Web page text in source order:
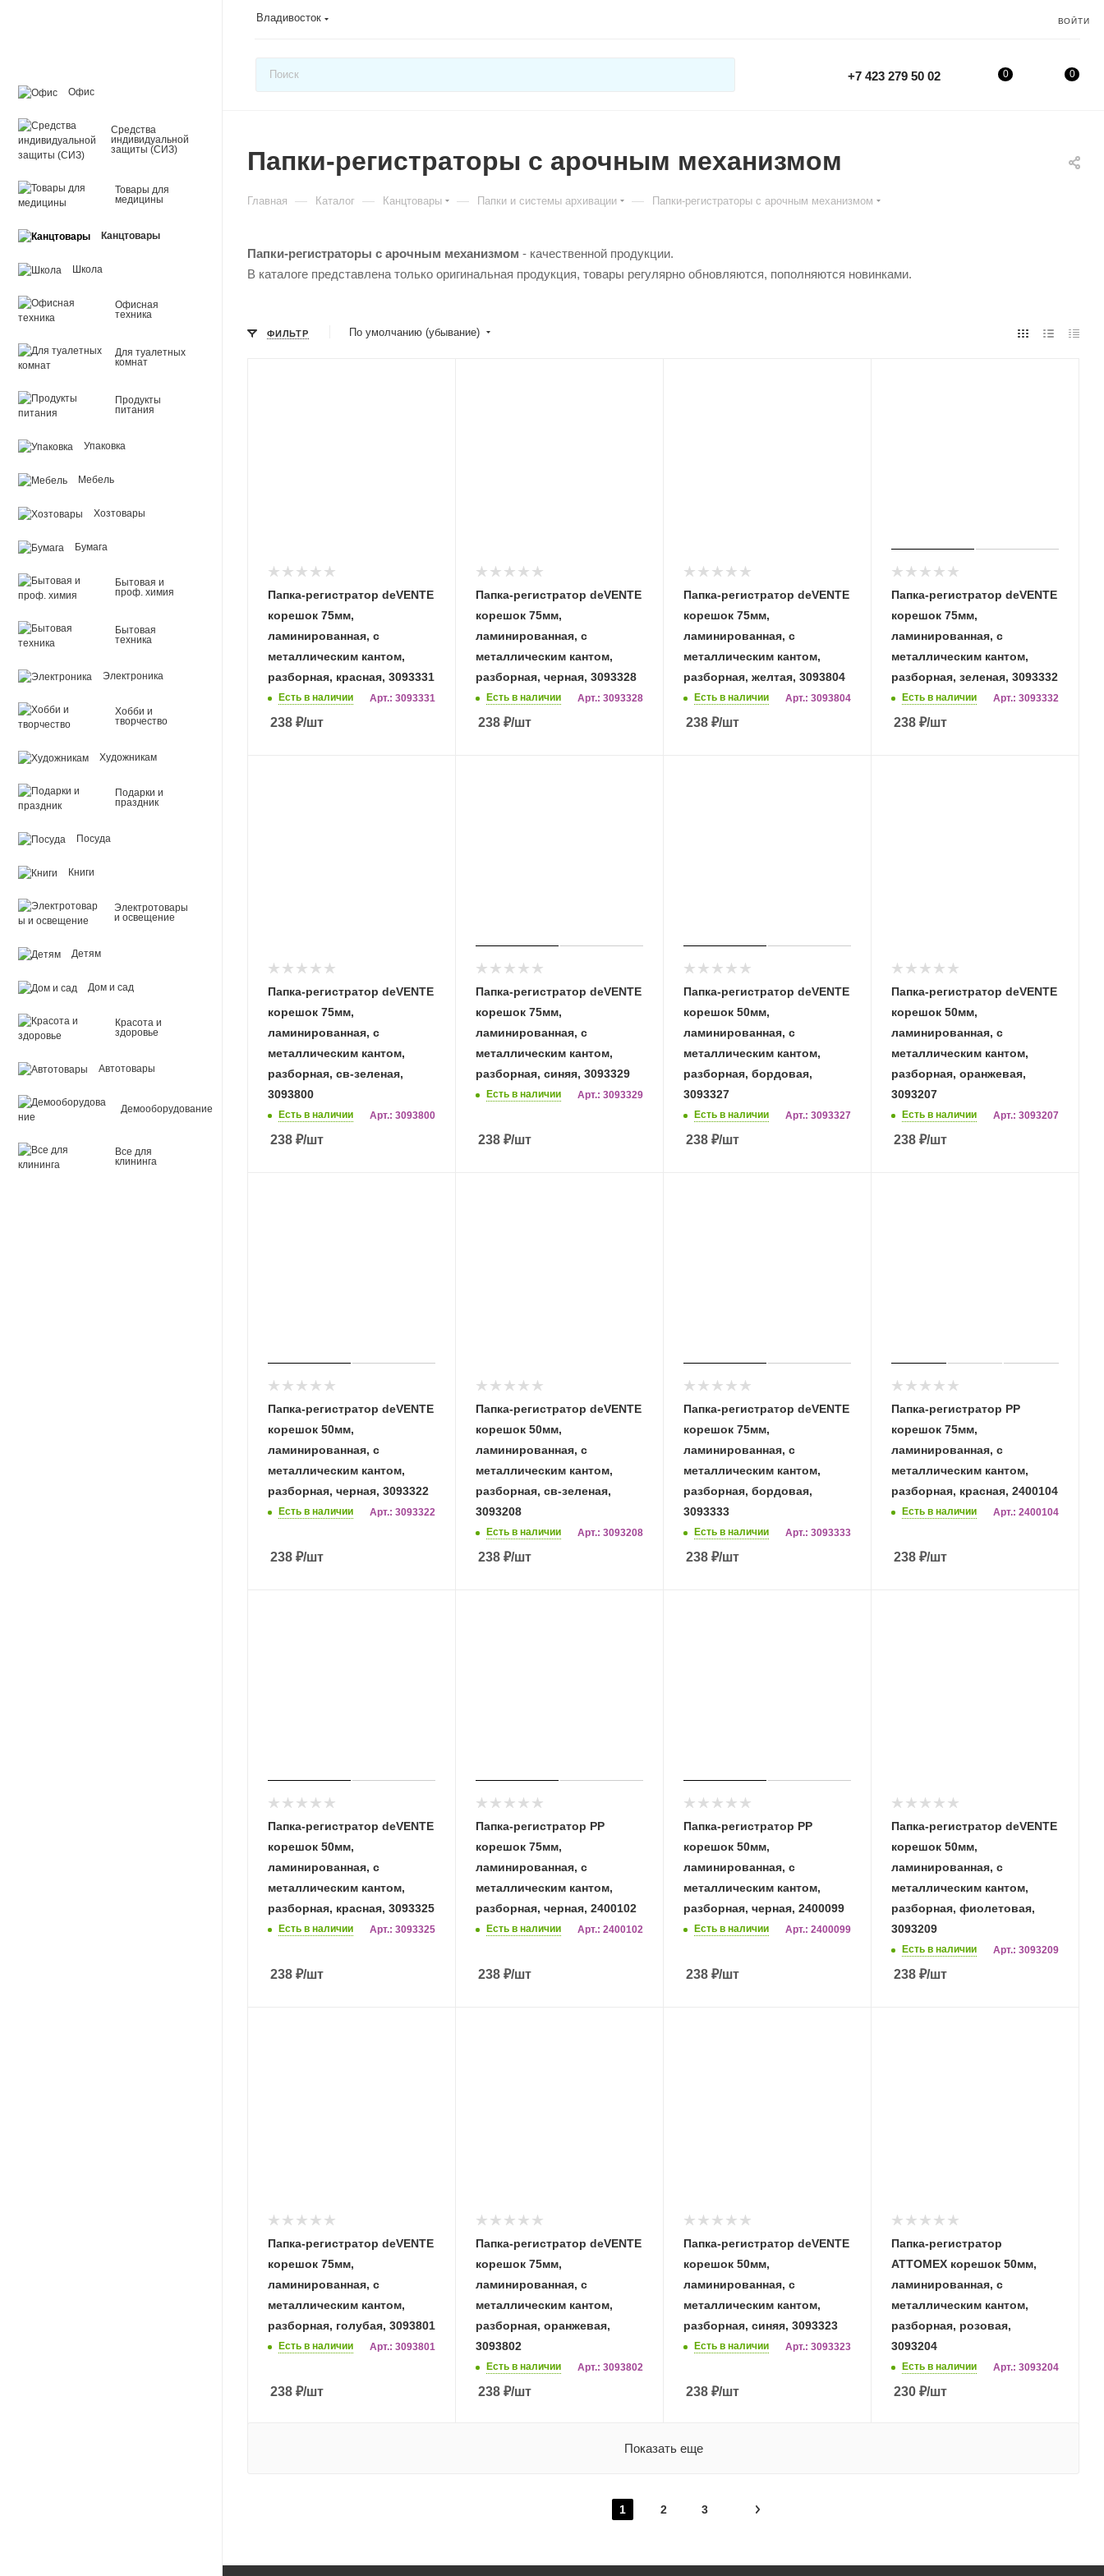
Владивосток ВОЙТИ
+7 423 279 50 02 0
0
Офис
Средства
индивидуальной
защиты (СИЗ)
Товары для
медицины
Канцтовары
Школа
Офисная
техника
Для туалетных
комнат
Продукты
питания
Упаковка
Мебель
Хозтовары
Бумага
Бытовая и
проф. химия
Бытовая
техника
Электроника
Хобби и
творчество
Художникам
Подарки и
праздник
Посуда
Книги
Электротовары
и освещение
Детям
Дом и сад
Красота и
здоровье
Автотовары
Демооборудование
Все для
клининга
Папки-регистраторы с арочным механизмом
Главная — Каталог — Канцтовары — Папки и системы архивации — Папки-регистраторы с арочным механизмом
Папки-регистраторы с арочным механизмом - качественной продукции.
В каталоге представлена только оригинальная продукция, товары регулярно обновляются, пополняются новинками.
ФИЛЬТР По умолчанию (убывание)
Папка-регистратор deVENTE
корешок 75мм,
ламинированная, с
металлическим кантом,
разборная, красная, 3093331
Есть в наличии Арт.: 3093331
238 ₽/шт
Папка-регистратор deVENTE
корешок 75мм,
ламинированная, с
металлическим кантом,
разборная, черная, 3093328
Есть в наличии Арт.: 3093328
238 ₽/шт
Папка-регистратор deVENTE
корешок 75мм,
ламинированная, с
металлическим кантом,
разборная, желтая, 3093804
Есть в наличии Арт.: 3093804
238 ₽/шт
Папка-регистратор deVENTE
корешок 75мм,
ламинированная, с
металлическим кантом,
разборная, зеленая, 3093332
Есть в наличии Арт.: 3093332
238 ₽/шт
Папка-регистратор deVENTE
корешок 75мм,
ламинированная, с
металлическим кантом,
разборная, св-зеленая,
3093800
Есть в наличии Арт.: 3093800
238 ₽/шт
Папка-регистратор deVENTE
корешок 75мм,
ламинированная, с
металлическим кантом,
разборная, синяя, 3093329
Есть в наличии Арт.: 3093329
238 ₽/шт
Папка-регистратор deVENTE
корешок 50мм,
ламинированная, с
металлическим кантом,
разборная, бордовая,
3093327
Есть в наличии Арт.: 3093327
238 ₽/шт
Папка-регистратор deVENTE
корешок 50мм,
ламинированная, с
металлическим кантом,
разборная, оранжевая,
3093207
Есть в наличии Арт.: 3093207
238 ₽/шт
Папка-регистратор deVENTE
корешок 50мм,
ламинированная, с
металлическим кантом,
разборная, черная, 3093322
Есть в наличии Арт.: 3093322
238 ₽/шт
Папка-регистратор deVENTE
корешок 50мм,
ламинированная, с
металлическим кантом,
разборная, св-зеленая,
3093208
Есть в наличии Арт.: 3093208
238 ₽/шт
Папка-регистратор deVENTE
корешок 75мм,
ламинированная, с
металлическим кантом,
разборная, бордовая,
3093333
Есть в наличии Арт.: 3093333
238 ₽/шт
Папка-регистратор PP
корешок 75мм,
ламинированная, с
металлическим кантом,
разборная, красная, 2400104
Есть в наличии Арт.: 2400104
238 ₽/шт
Папка-регистратор deVENTE
корешок 50мм,
ламинированная, с
металлическим кантом,
разборная, красная, 3093325
Есть в наличии Арт.: 3093325
238 ₽/шт
Папка-регистратор PP
корешок 75мм,
ламинированная, с
металлическим кантом,
разборная, черная, 2400102
Есть в наличии Арт.: 2400102
238 ₽/шт
Папка-регистратор PP
корешок 50мм,
ламинированная, с
металлическим кантом,
разборная, черная, 2400099
Есть в наличии Арт.: 2400099
238 ₽/шт
Папка-регистратор deVENTE
корешок 50мм,
ламинированная, с
металлическим кантом,
разборная, фиолетовая,
3093209
Есть в наличии Арт.: 3093209
238 ₽/шт
Папка-регистратор deVENTE
корешок 75мм,
ламинированная, с
металлическим кантом,
разборная, голубая, 3093801
Есть в наличии Арт.: 3093801
238 ₽/шт
Папка-регистратор deVENTE
корешок 75мм,
ламинированная, с
металлическим кантом,
разборная, оранжевая,
3093802
Есть в наличии Арт.: 3093802
238 ₽/шт
Папка-регистратор deVENTE
корешок 50мм,
ламинированная, с
металлическим кантом,
разборная, синяя, 3093323
Есть в наличии Арт.: 3093323
238 ₽/шт
Папка-регистратор
ATTOMEX корешок 50мм,
ламинированная, с
металлическим кантом,
разборная, розовая,
3093204
Есть в наличии Арт.: 3093204
230 ₽/шт
Показать еще
1 2 3